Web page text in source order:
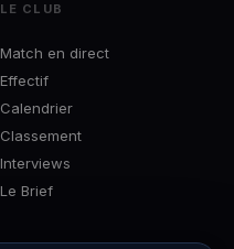
LE CLUB
Match en direct
Effectif
Calendrier
Classement
Interviews
Le Brief